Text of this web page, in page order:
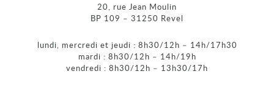
20, rue Jean Moulin
BP 109 – 31250 Revel
lundi, mercredi et jeudi : 8h30/12h – 14h/17h30
mardi : 8h30/12h – 14h/19h
vendredi : 8h30/12h – 13h30/17h